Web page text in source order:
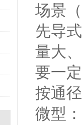
场景
先导
量大
要一
按通
微型